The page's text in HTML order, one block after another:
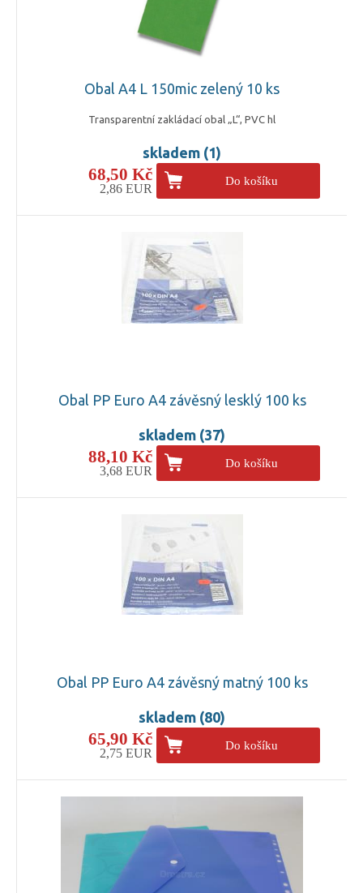
Obal A4 L 150mic zelený 10 ks
Transparentní zakládací obal „L“, PVC hl
skladem (1)
68,50 Kč
2,86 EUR
Do košíku
Obal PP Euro A4 závěsný lesklý 100 ks
skladem (37)
88,10 Kč
3,68 EUR
Do košíku
Obal PP Euro A4 závěsný matný 100 ks
skladem (80)
65,90 Kč
2,75 EUR
Do košíku